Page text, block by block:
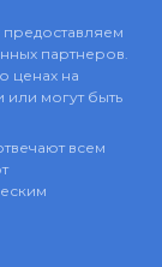
партнеров.
ценах на
или могут быть
всем